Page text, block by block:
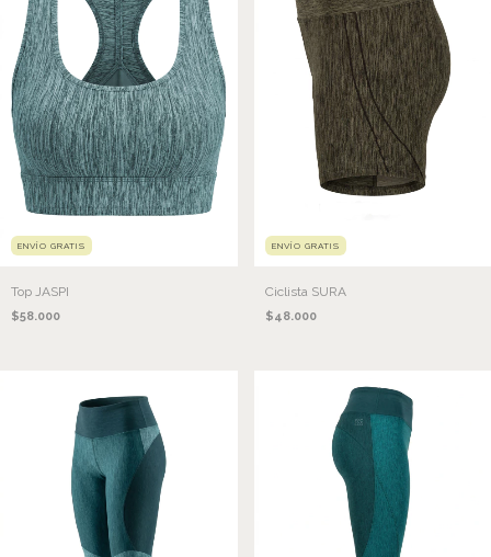
ENVÍO GRATIS
Top JASPI
$58.000
ENVÍO GRATIS
Ciclista SURA
$48.000